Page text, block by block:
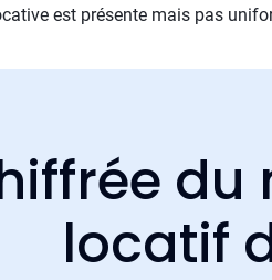
est présente mais pas
locatif